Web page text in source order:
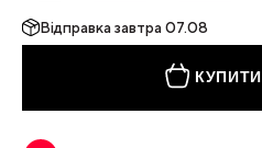
Відправказавтра 07.08
КУПИТИ